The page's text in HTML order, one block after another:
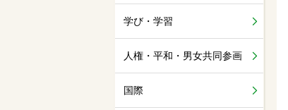
学び・学習
人権・平和・男女共同参画
国際